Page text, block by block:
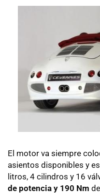
El motor va siempre
asientos disponibles y
litros, 4 cilindros y 16
de potencia y 190 Nm